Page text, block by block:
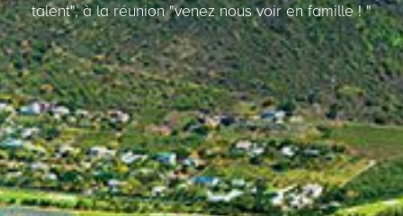
talent", à la réunion "venez nous voir en famille ! "